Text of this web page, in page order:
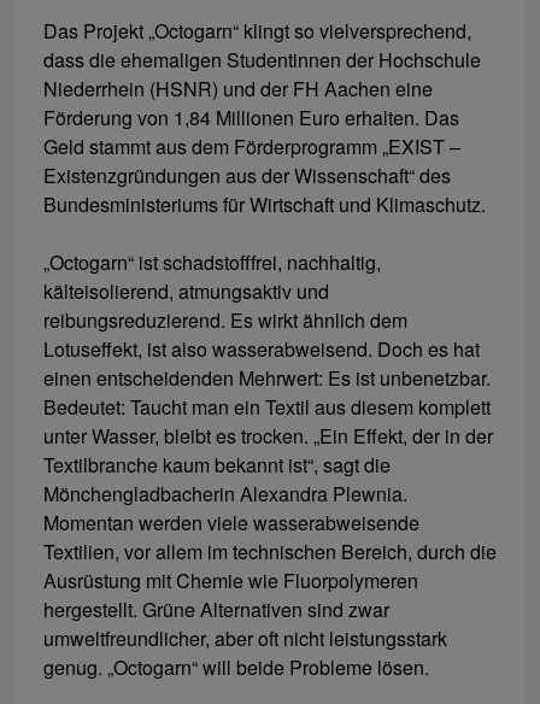
Das Projekt „Octogarn“ klingt so vielversprechend,
dass die ehemaligen Studentinnen der Hochschule
Niederrhein (HSNR) und der FH Aachen eine
Förderung von 1,84 Millionen Euro erhalten. Das
Geld stammt aus dem Förderprogramm „EXIST –
Existenzgründungen aus der Wissenschaft“ des
Bundesministeriums für Wirtschaft und Klimaschutz.
„Octogarn“ ist schadstofffrei, nachhaltig,
kälteisolierend, atmungsaktiv und
reibungsreduzierend. Es wirkt ähnlich dem
Lotuseffekt, ist also wasserabweisend. Doch es hat
einen entscheidenden Mehrwert: Es ist unbenetzbar.
Bedeutet: Taucht man ein Textil aus diesem komplett
unter Wasser, bleibt es trocken. „Ein Effekt, der in der
Textilbranche kaum bekannt ist“, sagt die
Mönchengladbacherin Alexandra Plewnia.
Momentan werden viele wasserabweisende
Textilien, vor allem im technischen Bereich, durch die
Ausrüstung mit Chemie wie Fluorpolymeren
hergestellt. Grüne Alternativen sind zwar
umweltfreundlicher, aber oft nicht leistungsstark
genug. „Octogarn“ will beide Probleme lösen.